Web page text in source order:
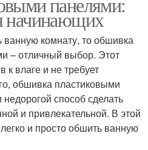
начинающих
комнату, то обшивка
– отличный выбор. Этот
к влаге и не требует
обшивка пластиковыми
способ сделать
и привлекательной. В этой
и просто обшить ванную